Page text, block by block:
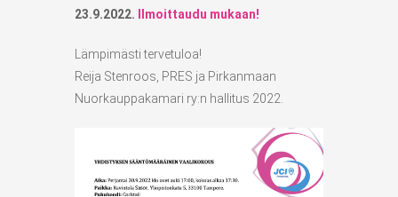
23.9.2022.
Ilmoittaudu mukaan!
Lämpimästi tervetuloa!
Reija Stenroos, PRES ja Pirkanmaan
Nuorkauppakamari ry:n hallitus 2022.